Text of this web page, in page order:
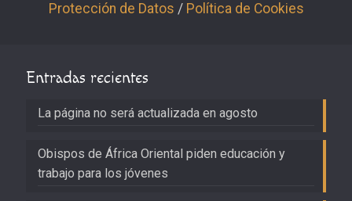
Protección de Datos / Política de Cookies
Entradas recientes
La página no será actualizada en agosto
Obispos de África Oriental piden educación y
trabajo para los jóvenes